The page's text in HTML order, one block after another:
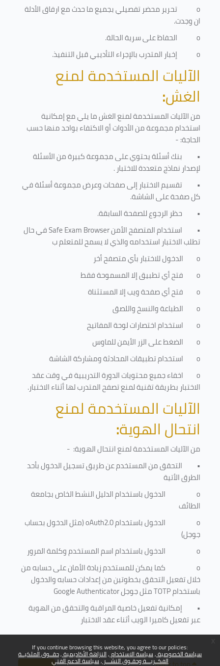
If you continue browsing this website, you agree to our policies:
سياسة الخصوصية سياسة الاستخدام النزاهة الأكاديمية حقــوق الملكيــة
الفكــريـــة وحقـوق النشـــر سياسة الدعم الفني
o
تحرير محضر تفصيلي بجميع ما حدث مع ارفاق الأدلة
ان وجدت.
o
الحفاظ على سرية الحالة.
o
إخبار المتدرب بالإجراء التأديبي قبل التنفيذ.
الآليات المستخدمة لمنع
الغش:
من الآليات المستخدمة لمنع الغش ما يلي مع إمكانية
استخدام مجموعة من الأدوات أو الاكتفاء بواحد منها حسب
الحاجة: -
• بنك أسئلة يحتوي على مجموعة كبيرة من الأسئلة
لإصدار نماذج متعددة للاختبار.
• تقسيم الاختبار إلى صفحات وعرض مجموعة أسئلة في
كل صفحة على الشاشة.
• حظر الرجوع للصفحة السابقة.
• استخدام المتصفح الأمنSafe Exam Browserفي حال
تطلب الاختبار استخدامه والذي لا يسمح للمتعلم ب
o
الدخول للاختبار بأي متصفح أخر
o
فتح أي تطبيق إلا المسموحة فقط
o
فتح أي صفحة ويب إلا المستثناة
o
الطباعة والنسخ واللصق
o
استخدام اختصارات لوحة المفاتيح
o
الضغط على الزر الأيمن للماوس
o
استخدام تطبيقات المحادثة ومشاركة الشاشة
o
اخفاء جميع محتويات الدورة التدريبية في وقت عقد
الاختبار بطريقة تقنية لمنع تصفح المتدرب لها أثناء الاختبار.
الآليات المستخدمة لمنع
انتحال الهوية:
من الآليات المستخدمة لمنعانتحال الهوية: -
• التحقق من المستخدم عن طريق تسجيل الدخول بأحد
الطرق الأتية
o
الدخول باستخدام الدليل النشط الخاص بجامعة
الطائف
o
الدخول باستخدامoAuth2.0(مثل الدخول بحساب
جوجل)
o
الدخول باستخدام اسم المستخدم وكلمة المرور
o
كما يمكن للمستخدم زيادة الأمان على حسابه من
خلال تفعيل التحقق بخطوتين من إعدادات حسابه والدخول
باستخدامTOTPمثل جوجلGoogle Authenticator
• إمكانية تفعيل خاصية المراقبة والتحقق من الهوية
عبر تفعيل كاميرا الويب أثناء عقد الاختبار